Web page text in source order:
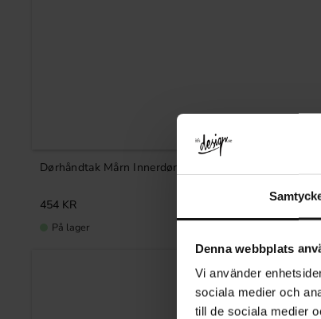
Denna webbplats
Vi använder
sociala medier och
till de sociala medier
Dørhåndtak Mårn Innerdører Krom
454 KR
På lager